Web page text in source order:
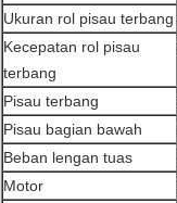
Ukuran rol pisau terbang
Kecepatan rol pisau
terbang
Pisau terbang
Pisau bagian bawah
Beban lengan tuas
Motor